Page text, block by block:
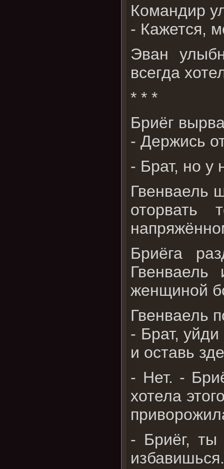
Командир
- Кажется,
Эван
всегда
* * *
Бриёг
- Держись
- Брат, но у
Гвенваель
оторвать
Бриёга
Гвенваель
женщиной
Гвенваель
- Брат,
и оставь
- Нет. -
хотела
- Бриёг,